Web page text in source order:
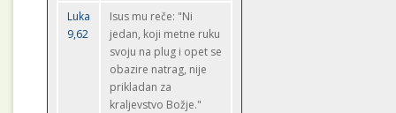
Luka
9,62
Isus mu reče: "Ni
jedan, koji metne ruku
svoju na plug i opet se
obazire natrag, nije
prikladan za
kraljevstvo Božje."